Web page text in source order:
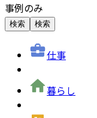
事例のみ
検索 検索
仕事
暮らし